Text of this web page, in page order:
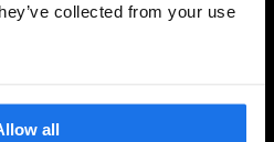
collected from your use
all
NEWSLETTER POUR